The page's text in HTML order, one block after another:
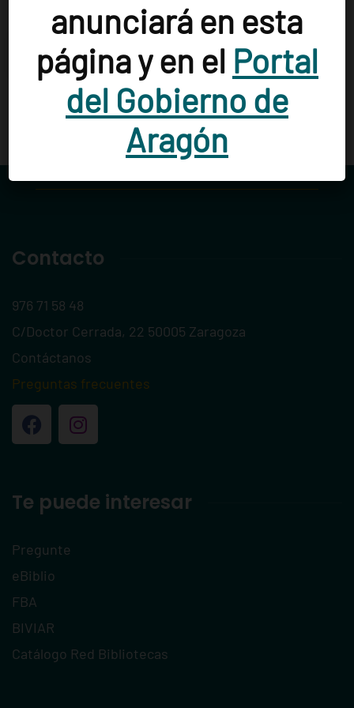
Acceso al catálogo
Contacto
976 71 58 48
C/Doctor Cerrada, 22 50005 Zaragoza
Contáctanos
Preguntas frecuentes
Te puede interesar
Pregunte
eBiblio
FBA
BIVIAR
Catálogo Red Bibliotecas
anunciará en esta
página y en el Portal
del Gobierno de
Aragón